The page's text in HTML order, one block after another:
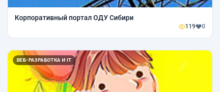
Корпоративный портал ОДУ Сибири
119 0
ВЕБ-РАЗРАБОТКА И IT